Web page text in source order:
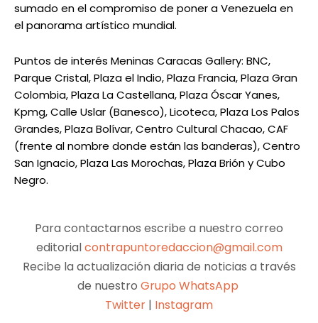
sumado en el compromiso de poner a Venezuela en
el panorama artístico mundial.
Puntos de interés Meninas Caracas Gallery: BNC,
Parque Cristal, Plaza el Indio, Plaza Francia, Plaza Gran
Colombia, Plaza La Castellana, Plaza Óscar Yanes,
Kpmg, Calle Uslar (Banesco), Licoteca, Plaza Los Palos
Grandes, Plaza Bolívar, Centro Cultural Chacao, CAF
(frente al nombre donde están las banderas), Centro
San Ignacio, Plaza Las Morochas, Plaza Brión y Cubo
Negro.
Para contactarnos escribe a nuestro correo
editorialcontrapuntoredaccion@gmail.com
Recibe la actualización diaria de noticias a través
de nuestro Grupo WhatsApp
Twitter | Instagram